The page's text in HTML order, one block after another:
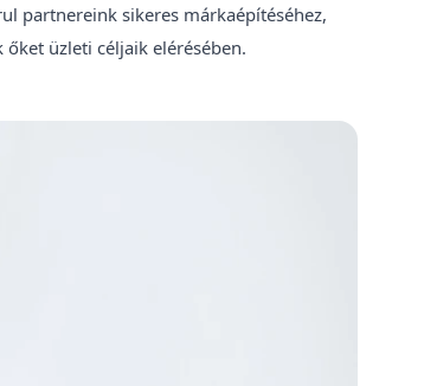
partnereink sikeres márkaépítéséhez,
üzleti céljaik elérésében.